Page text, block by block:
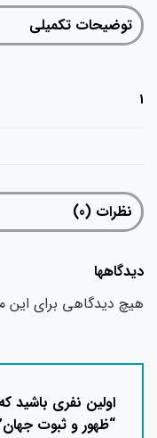
توضیحات تکمیلی
1
نظرات (0)
دیدگاهها
هیچ دیدگاهی برای
اولین نفری باشید
“ظهور و ثبوت